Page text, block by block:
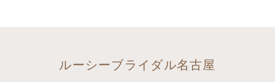
ルーシーブライダル名古屋